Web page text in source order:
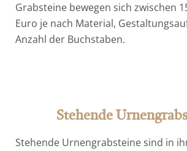
Grabsteine bewegen sich zwischen
Euro je nach Material,
Anzahl der Buchstaben.
Stehende
Stehende Urnengrabsteine sind in